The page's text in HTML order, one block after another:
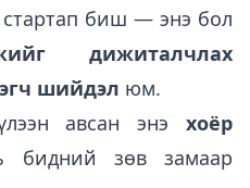
стартап биш — энэ бол
дижиталчлах
шийдэл юм.
авсан энэ хоёр
бидний зөв замаар